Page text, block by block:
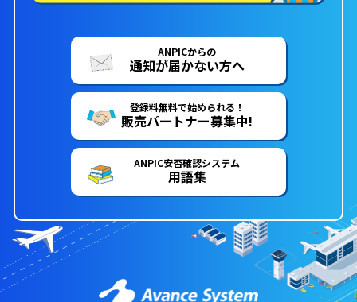
ANPICからの
通知が届かない方へ
登録料無料で始められる！
販売パートナー募集中!
ANPIC安否確認システム
用語集